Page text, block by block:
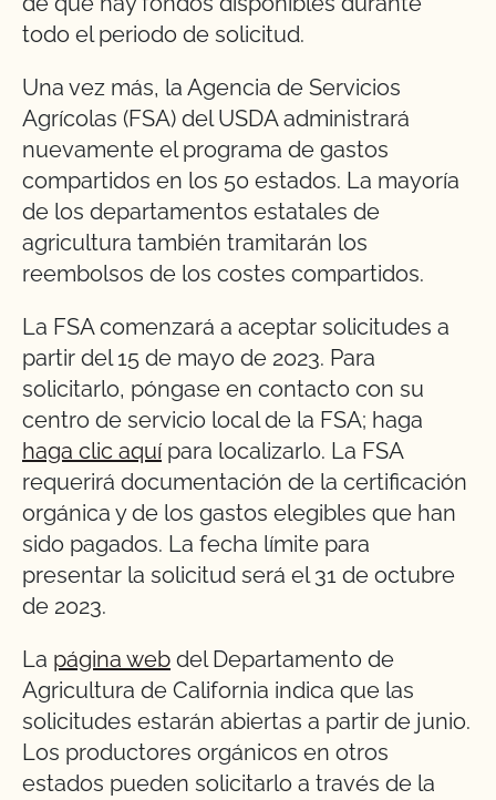
todo el periodo de solicitud.
Una vez más, la Agencia de Servicios
Agrícolas (FSA) del USDA administrará
nuevamente el programa de gastos
compartidos en los 50 estados. La mayoría
de los departamentos estatales de
agricultura también tramitarán los
reembolsos de los costes compartidos.
La FSA comenzará a aceptar solicitudes a
partir del 15 de mayo de 2023. Para
solicitarlo, póngase en contacto con su
centro de servicio local de la FSA; haga
haga clic aquí para localizarlo. La FSA
requerirá documentación de la certificación
orgánica y de los gastos elegibles que han
sido pagados. La fecha límite para
presentar la solicitud será el 31 de octubre
de 2023.
La página web del Departamento de
Agricultura de California indica que las
solicitudes estarán abiertas a partir de junio.
Los productores orgánicos en otros
estados pueden solicitarlo a través de la